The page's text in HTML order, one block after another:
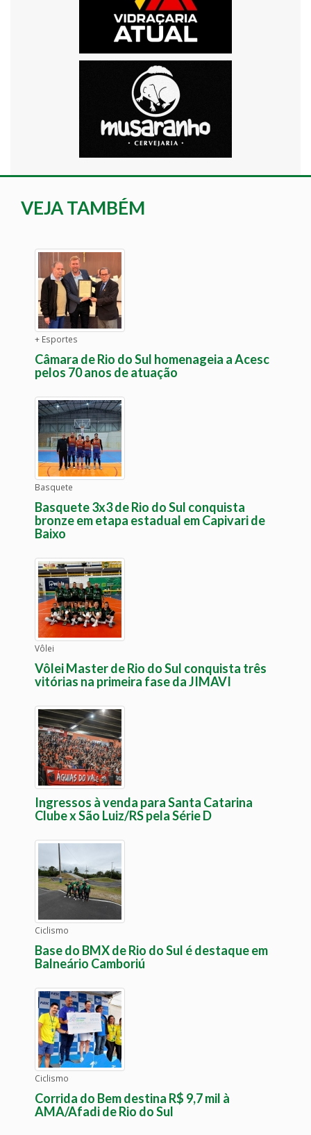
VEJA TAMBÉM
+ Esportes
Câmara de Rio do Sul homenageia a Acesc
pelos 70 anos de atuação
Basquete
Basquete 3x3 de Rio do Sul conquista
bronze em etapa estadual em Capivari de
Baixo
Vôlei
Vôlei Master de Rio do Sul conquista três
vitórias na primeira fase da JIMAVI
Ingressos à venda para Santa Catarina
Clube x São Luiz/RS pela Série D
Ciclismo
Base do BMX de Rio do Sul é destaque em
Balneário Camboriú
Ciclismo
Corrida do Bem destina R$ 9,7 mil à
AMA/Afadi de Rio do Sul